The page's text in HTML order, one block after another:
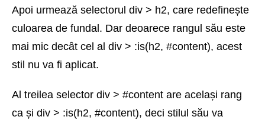
Apoi urmează selectorul div > h2, care redefinește
culoarea de fundal. Dar deoarece rangul său este
mai mic decât cel al div > :is(h2, #content), acest
stil nu va fi aplicat.
Al treilea selector div > #content are același rang
ca și div > :is(h2, #content), deci stilul său va